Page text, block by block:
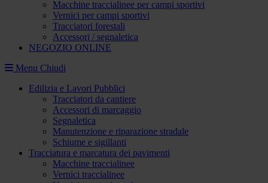
Macchine traccialinee per campi sportivi
Vernici per campi sportivi
Tracciatori forestali
Accessori / segnaletica
NEGOZIO ONLINE
Menu Chiudi
Edilizia e Lavori Pubblici
Tracciatori da cantiere
Accessori di marcaggio
Segnaletica
Manutenzione e riparazione stradale
Schiume e sigillanti
Tracciatura e marcatura dei pavimenti
Macchine traccialinee
Vernici traccialinee